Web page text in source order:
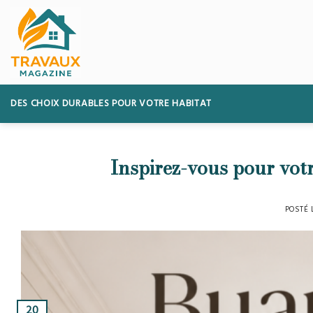
content
DES CHOIX DURABLES POUR VOTRE HABITAT
Inspirez-vous pour
POSTÉ